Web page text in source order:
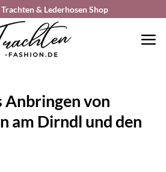
& Lederhosen Shop
Anbringen von
am Dirndl und den